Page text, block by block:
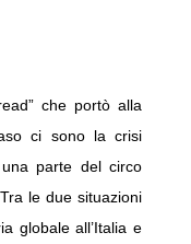
che portò alla
ci sono la crisi
una parte del circo
le due situazioni
globale all’Italia e